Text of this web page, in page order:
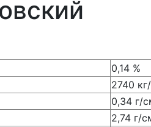
0,14 %
2740
0,34 г/
2,74 г/